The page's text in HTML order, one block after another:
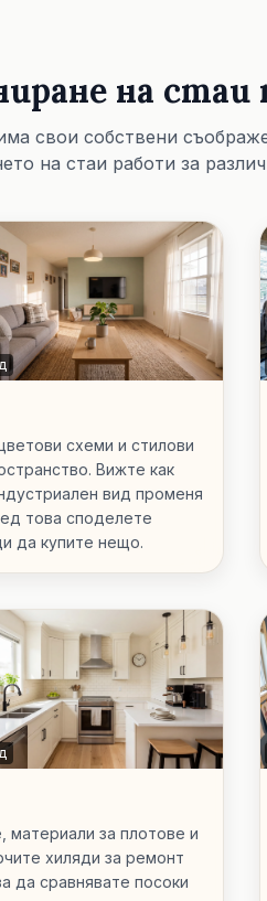
на
свои собствени
на стаи работи за
схеми и стилови
Вижте как
вид променя
това споделете
да купите нещо.
материали за плотове и
хиляди за ремонт
да сравнявате посоки